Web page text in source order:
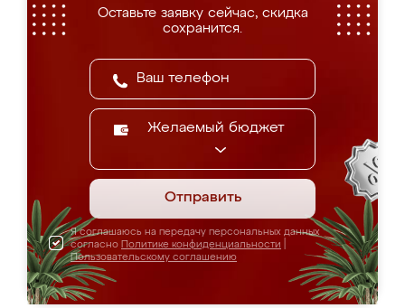
Оставьте заявку сейчас, скидка
сохранится.
Желаемый бюджет
Отправить
Я соглашаюсь на передачу персональных данных
согласно Политике конфиденциальности
Пользовательскому соглашению